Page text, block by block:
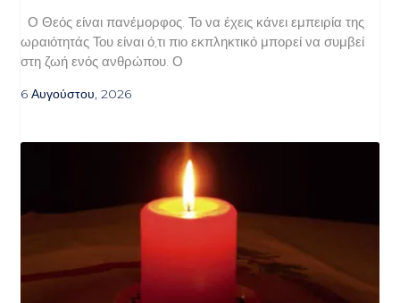
Ο Θεός είναι πανέμορφος. Το να έχεις κάνει εμπειρία της
ωραιότητάς Του είναι ό,τι πιο εκπληκτικό μπορεί να συμβεί
στη ζωή ενός ανθρώπου. Ο
6 Αυγούστου, 2026